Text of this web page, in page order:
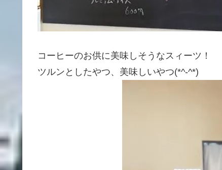
コーヒーのお供に美味しそうなスィーツ！
ツルンとしたやつ、美味しいやつ(*^-^*)